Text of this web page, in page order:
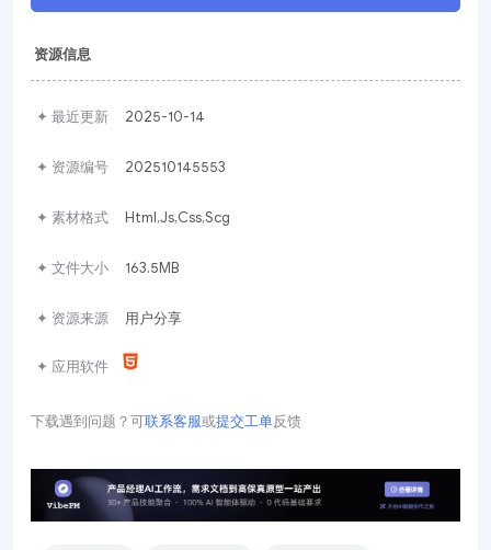
资源信息
✦ 最近更新 2025-10-14
✦ 资源编号 202510145553
✦ 素材格式 Html,Js,Css,Scg
✦ 文件大小 163.5MB
✦ 资源来源 用户分享
✦ 应用软件
下载遇到问题？可联系客服或提交工单反馈